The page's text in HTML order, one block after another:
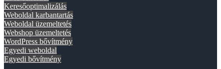
Keresőoptimalizálás
Weboldal karbantartás
Weboldal üzemeltetés
Webshop üzemeltetés
WordPress bővítmény
Egyedi weboldal
Egyedi bővítmény